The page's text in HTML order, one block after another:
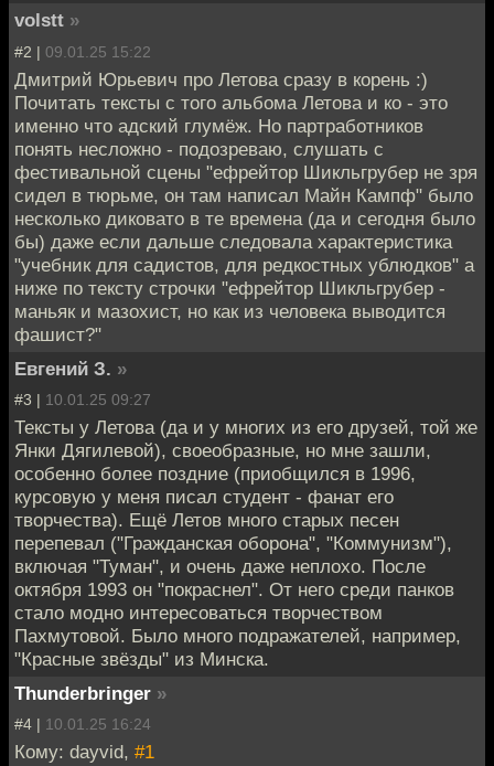
volstt »
#2 | 09.01.25 15:22
Дмитрий Юрьевич про Летова сразу в корень :)
Почитать тексты с того альбома Летова и ко - это
именно что адский глумёж. Но партработников
понять несложно - подозреваю, слушать с
фестивальной сцены "ефрейтор Шикльгрубер не зря
сидел в тюрьме, он там написал Майн Кампф" было
несколько диковато в те времена (да и сегодня было
бы) даже если дальше следовала характеристика
"учебник для садистов, для редкостных ублюдков" а
ниже по тексту строчки "ефрейтор Шикльгрубер -
маньяк и мазохист, но как из человека выводится
фашист?"
Евгений З. »
#3 | 10.01.25 09:27
Тексты у Летова (да и у многих из его друзей, той же
Янки Дягилевой), своеобразные, но мне зашли,
особенно более поздние (приобщился в 1996,
курсовую у меня писал студент - фанат его
творчества). Ещё Летов много старых песен
перепевал ("Гражданская оборона", "Коммунизм"),
включая "Туман", и очень даже неплохо. После
октября 1993 он "покраснел". От него среди панков
стало модно интересоваться творчеством
Пахмутовой. Было много подражателей, например,
"Красные звёзды" из Минска.
Thunderbringer »
#4 | 10.01.25 16:24
Кому: dayvid, #1